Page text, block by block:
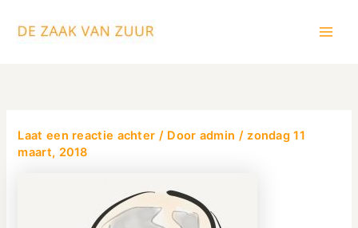
naar
Laat een reactie achter / Door admin /zondag 11
maart, 2018